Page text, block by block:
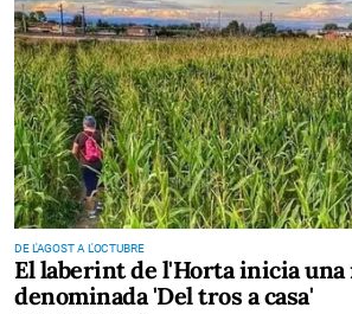
DE L'AGOST A L'OCTUBRE
El laberint de l'Horta inicia una
denominada 'Del tros a casa'